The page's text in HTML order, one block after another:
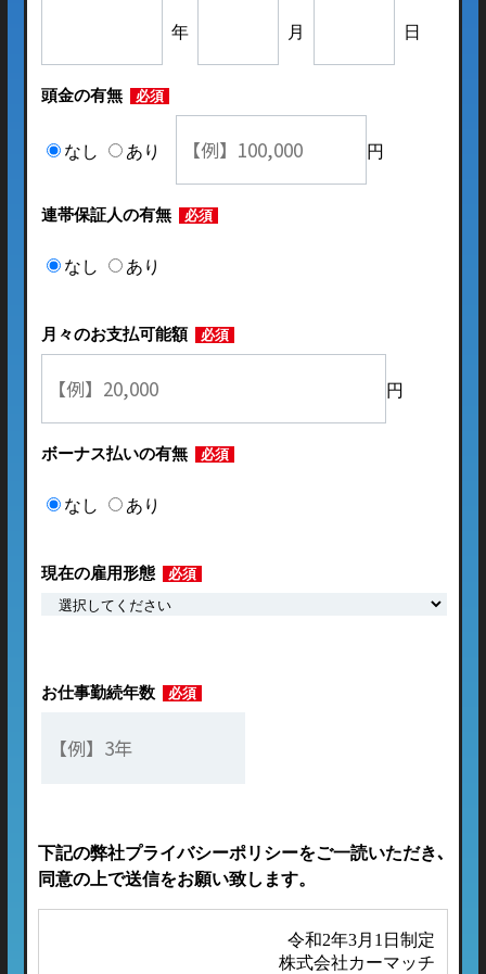
年 月 日
頭金の有無 必須
なし あり 円
連帯保証人の有無 必須
なし あり
月々のお支払可能額 必須
円
ボーナス払いの有無 必須
なし あり
現在の雇用形態 必須
お仕事勤続年数 必須
下記の弊社プライバシーポリシーをご一読いただき､
同意の上で送信をお願い致します。
令和2年3月1日制定
株式会社カーマッチ